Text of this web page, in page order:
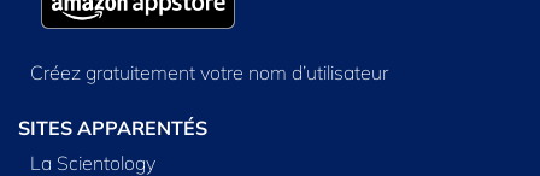
Créez gratuitement votre nom d’utilisateur
SITES APPARENTÉS
La Scientology